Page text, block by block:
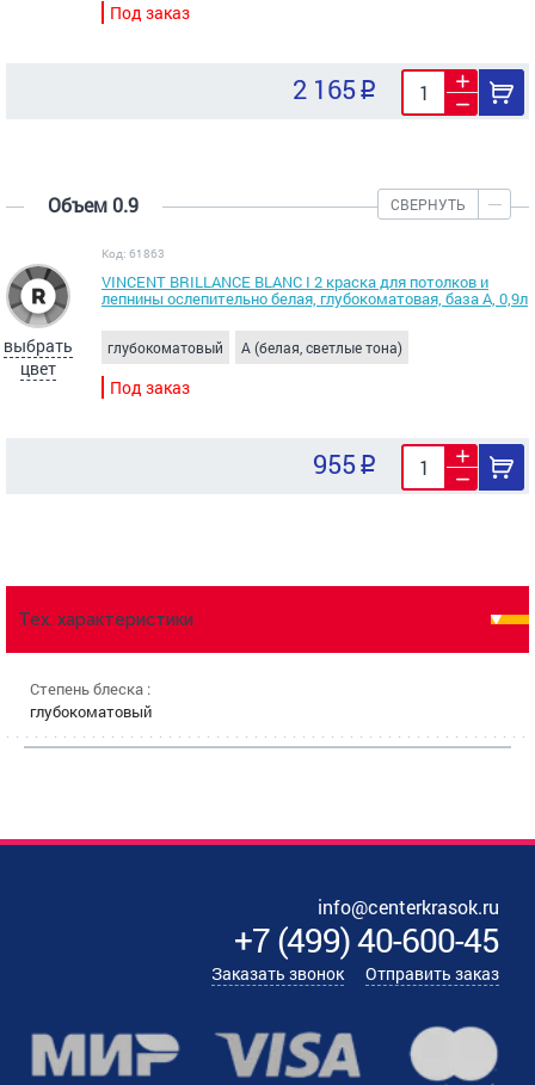
Под заказ
2 165
Объем 0.9 СВЕРНУТЬ
выбрать
цвет
Код: 61863
VINCENT BRILLANCE BLANC I 2 краска для потолков и
лепнины ослепительно белая, глубокоматовая, база А, 0,9л
глубокоматовый A (белая, светлые тона)
Под заказ
955
Тех. характеристики
Степень блеска :
глубокоматовый
info@centerkrasok.ru
+7(499)40-600-45
Заказать звонок Отправить заказ